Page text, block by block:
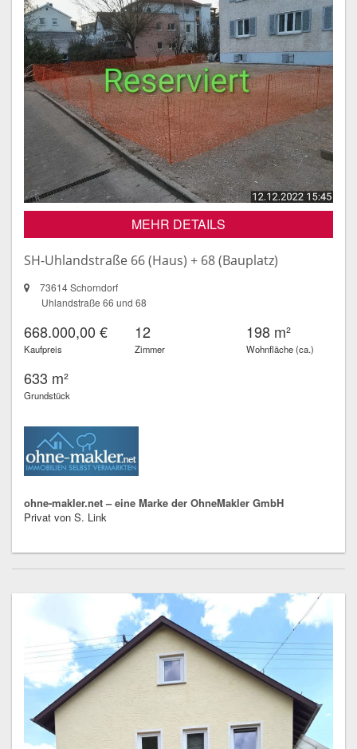
MEHR DETAILS
SH-Uhlandstraße 66 (Haus) + 68 (Bauplatz)
73614 Schorndorf
Uhlandstraße 66 und 68
668.000,00 €
Kaufpreis
12
Zimmer
198 m²
Wohnfläche (ca.)
633 m²
Grundstück
ohne-makler.net – eine Marke der OhneMakler GmbH
Privat von S. Link